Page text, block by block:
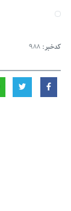
کدخبر: 988